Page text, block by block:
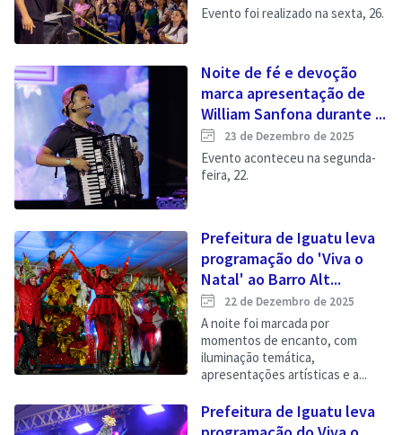
Evento foi realizado na sexta, 26.
Noite de fé e devoção
marca apresentação de
William Sanfona durante ...
23 de Dezembro de 2025
Evento aconteceu na segunda-
feira, 22.
Prefeitura de Iguatu leva
programação do 'Viva o
Natal' ao Barro Alt...
22 de Dezembro de 2025
A noite foi marcada por
momentos de encanto, com
iluminação temática,
apresentações artísticas e a...
Prefeitura de Iguatu leva